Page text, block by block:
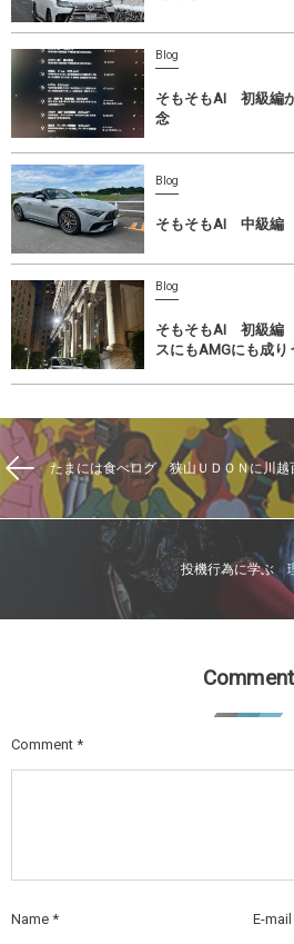
Blog
そもそもAI 初級編
念
Blog
そもそもAI 中級編
Blog
そもそもAI 初級編
スにもAMGにも成り
たまには食べログ 狭山ＵＤＯＮに川越
投機行為に学ぶ
Comment
Comment *
Name * E-mail